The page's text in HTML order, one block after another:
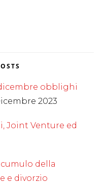
obblighi
2023
Joint Venture ed
cumulo della
e divorzio